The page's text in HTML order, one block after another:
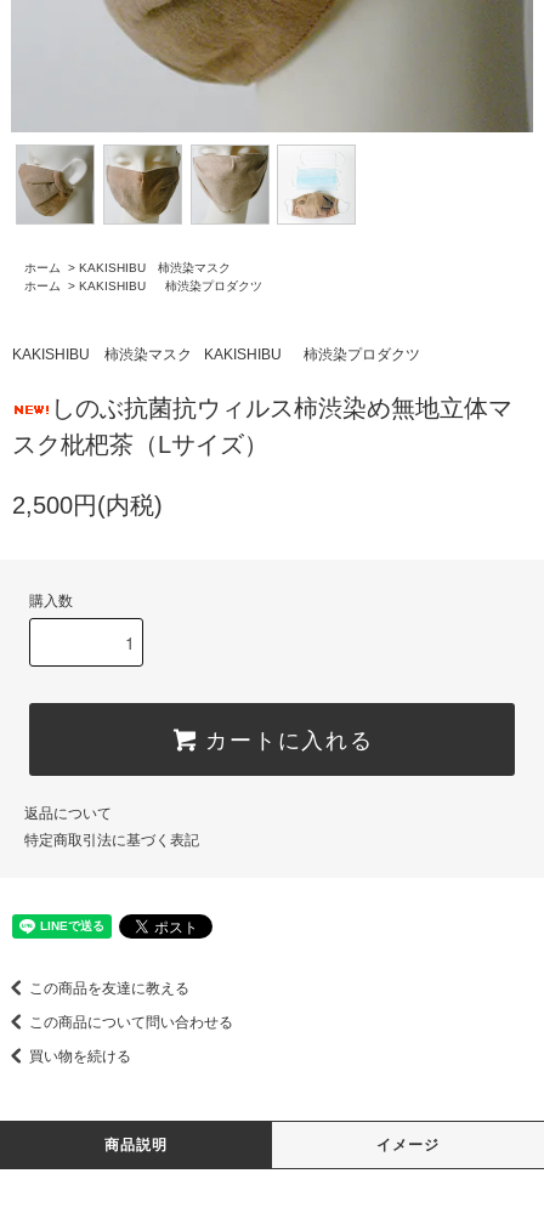
ホーム > KAKISHIBU 柿渋染マスク
ホーム
> KAKISHIBU 柿渋染プロダクツ
KAKISHIBU 柿渋染マスク KAKISHIBU 柿渋染プロダクツ
しのぶ抗菌抗ウィルス柿渋染め無地立体マ
スク枇杷茶（Lサイズ）
2,500円(内税)
購入数
カートに入れる
返品について
特定商取引法に基づく表記
この商品を友達に教える
この商品について問い合わせる
買い物を続ける
商品説明 イメージ